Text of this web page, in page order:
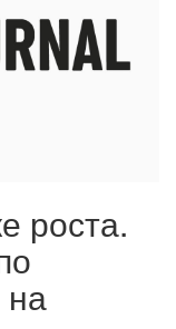
роста.
на